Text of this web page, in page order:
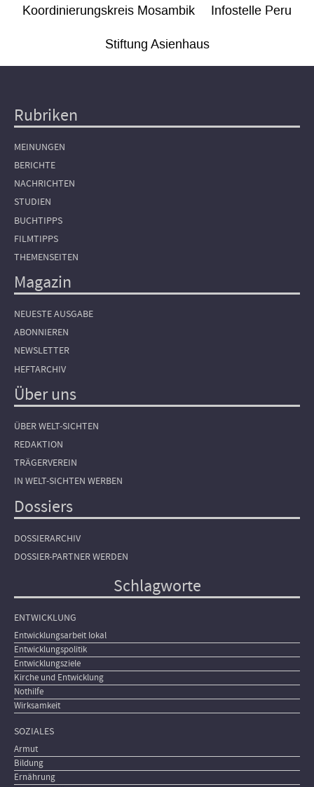
Koordinierungskreis Mosambik Infostelle Peru
Stiftung Asienhaus
Hauptnavigation
Rubriken
MEINUNGEN
BERICHTE
NACHRICHTEN
STUDIEN
BUCHTIPPS
FILMTIPPS
THEMENSEITEN
Magazin
NEUESTE AUSGABE
ABONNIEREN
NEWSLETTER
HEFTARCHIV
Über uns
ÜBER WELT-SICHTEN
REDAKTION
TRÄGERVEREIN
IN WELT-SICHTEN WERBEN
Dossiers
DOSSIERARCHIV
DOSSIER-PARTNER WERDEN
Schlagworte
ENTWICKLUNG
Entwicklungsarbeit lokal
Entwicklungspolitik
Entwicklungsziele
Kirche und Entwicklung
Nothilfe
Wirksamkeit
SOZIALES
Armut
Bildung
Ernährung